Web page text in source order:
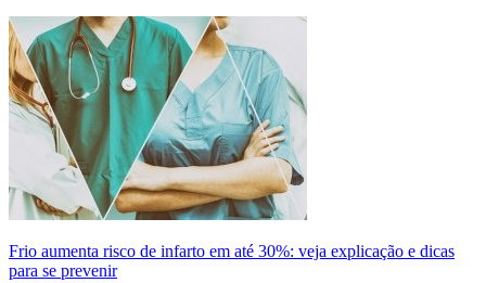
Frio aumenta risco de infarto em até 30%: veja explicação e dicas
para se prevenir